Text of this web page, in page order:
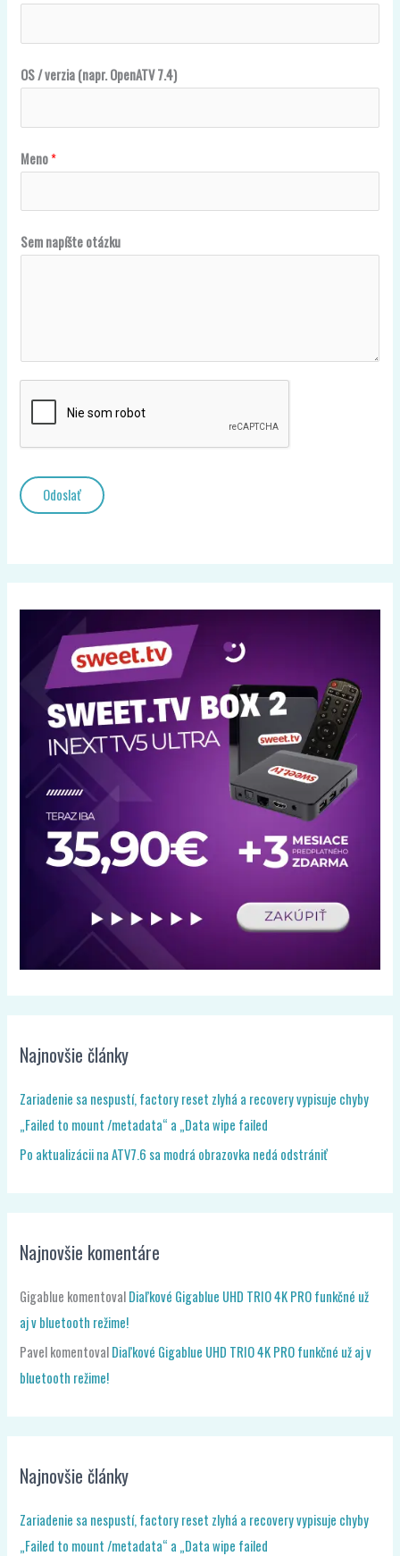
OS / verzia (napr. OpenATV 7.4)
M
e
O
4
)
Meno*
Sem napíšte otázku
Odoslať
Najnovšie články
Zariadenie sa nespustí, factory reset zlyhá a recovery vypisuje chyby
„Failed to mount /metadata“ a „Data wipe failed
Po aktualizácii na ATV7.6 sa modrá obrazovka nedá odstrániť
Najnovšie komentáre
Gigablue komentovalDiaľkové Gigablue UHD TRIO 4K PRO funkčné už
aj v bluetooth režime!
PavelkomentovalDiaľkové Gigablue UHD TRIO 4K PRO funkčné už aj v
bluetooth režime!
Najnovšie články
Zariadenie sa nespustí, factory reset zlyhá a recovery vypisuje chyby
„Failed to mount /metadata“ a „Data wipe failed